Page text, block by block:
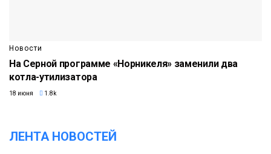
Новости
На Серной программе «Норникеля» заменили два
котла-утилизатора
18 июня 1.8k
ЛЕНТА НОВОСТЕЙ